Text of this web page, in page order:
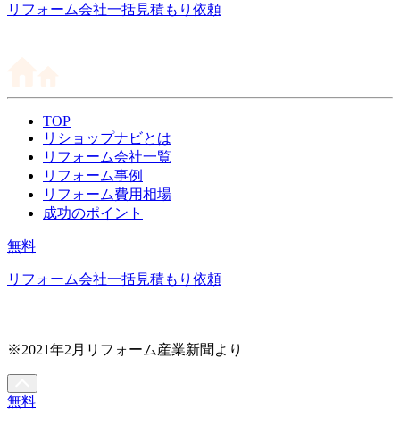
リフォーム会社一括見積もり依頼
TOP
リショップナビとは
リフォーム会社一覧
リフォーム事例
リフォーム費用相場
成功のポイント
無料
リフォーム会社一括見積もり依頼
※2021年2月リフォーム産業新聞より
無料